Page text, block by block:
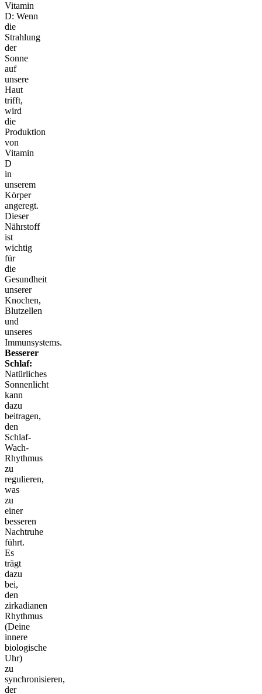
Vitamin
D: Wenn
die
Strahlung
der
Sonne
auf
unsere
Haut
trifft,
wird
die
Produktion
von
Vitamin
D
in
unserem
Körper
angeregt.
Dieser
Nährstoff
ist
wichtig
für
die
Gesundheit
unserer
Knochen,
Blutzellen
und
unseres
Immunsystems.
Besserer
Schlaf:
Natürliches
Sonnenlicht
kann
dazu
beitragen,
den
Schlaf-
Wach-
Rhythmus
zu
regulieren,
was
zu
einer
besseren
Nachtruhe
führt.
Es
trägt
dazu
bei,
den
zirkadianen
Rhythmus
(Deine
innere
biologische
Uhr)
zu
synchronisieren,
der